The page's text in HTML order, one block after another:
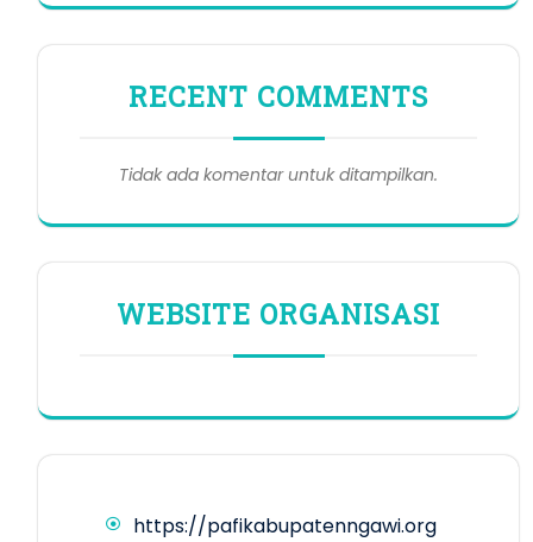
RECENT COMMENTS
Tidak ada komentar untuk ditampilkan.
WEBSITE ORGANISASI
https://pafikabupatenngawi.org